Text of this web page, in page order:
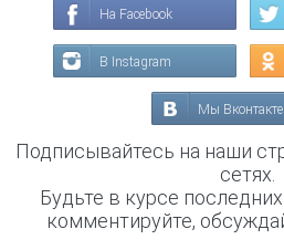
На Facebook
В Instagram
Мы Вконтакте
Подписывайтесь на наши
сетях.
Будьте в курсе
комментируйте,